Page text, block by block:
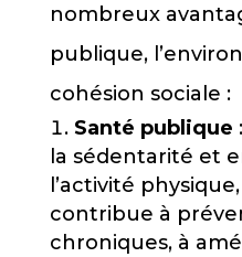
nombreux
publique,
cohésion sociale :
Santé publique
la sédentarité et
l’activité
contribue à
chroniques, à